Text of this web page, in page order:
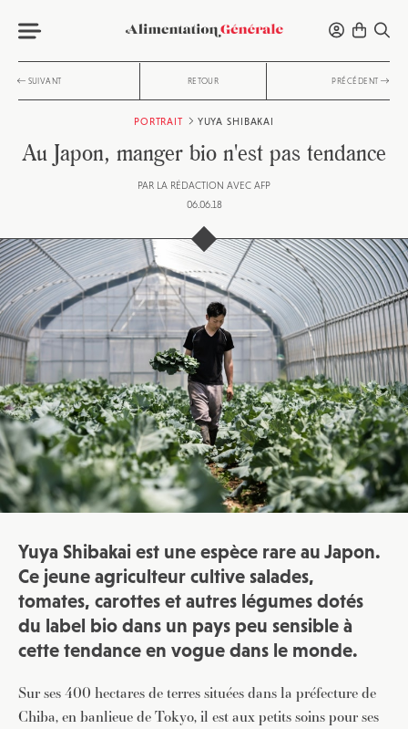
SUIVANT RETOUR PRÉCÉDENT
PORTRAIT YUYA SHIBAKAI
Au Japon, manger bio n'est pas tendance
PAR LA RÉDACTION AVEC AFP
06.06.18
Yuya Shibakai est une espèce rare au Japon.
Ce jeune agriculteur cultive salades,
tomates, carottes et autres légumes dotés
du label bio dans un pays peu sensible à
cette tendance en vogue dans le monde.
Sur ses 400 hectares de terres situées dans la préfecture de
Chiba, en banlieue de Tokyo, il est aux petits soins pour ses